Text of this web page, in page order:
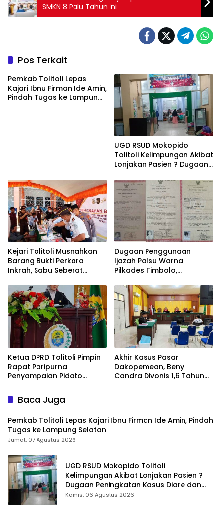
SMKN 8 Palu Tahun Ini
Pos Terkait
Pemkab Tolitoli Lepas
Kajari Ibnu Firman Ide Amin,
Pindah Tugas ke Lampung
UGD RSUD Mokopido
Tolitoli Kelimpungan Akibat
Lonjakan Pasien ? Dugaan
dan Muntaber Tuai
Sorotan
Kejari Tolitoli Musnahkan
Barang Bukti Perkara
Inkrah, Sabu Seberat
Dimusnahkan
Dugaan Penggunaan
Ijazah Palsu Warnai
Pilkades Timbolo,
Administrasi
Dipertanyakan
Ketua DPRD Tolitoli Pimpin
Rapat Paripurna
Penyampaian Pidato
2025
Akhir Kasus Pasar
Dakopemean, Beny
Candra Divonis 1,6 Tahun
Baca Juga
Pemkab Tolitoli Lepas Kajari Ibnu Firman Ide Amin, Pindah
Tugas ke Lampung Selatan
Jumat, 07 Agustus 2026
UGD RSUD Mokopido Tolitoli
Kelimpungan Akibat Lonjakan Pasien ?
Dugaan Peningkatan Kasus Diare dan
Muntaber Tuai Sorotan
Kamis, 06 Agustus 2026